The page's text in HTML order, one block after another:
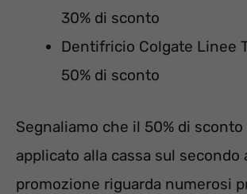
30% di sconto
Dentifricio Colgate Linee
50% di sconto
Segnaliamo che il 50% di
applicato alla cassa sul secondo
promozione riguarda numerosi